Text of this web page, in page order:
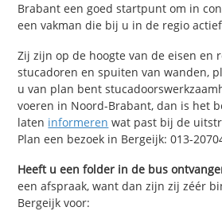
Brabant een goed startpunt om in
een vakman die bij u in de regio
Zij zijn op de hoogte van de eisen en
stucadoren en spuiten van wanden,
u van plan bent
voeren in Noord-Brabant, dan is het
laten informeren wat past bij de
Plan een bezoek in Bergeijk: 013-
Heeft u een folder in de bus
een afspraak, want dan zijn zij zéér
Bergeijk voor: